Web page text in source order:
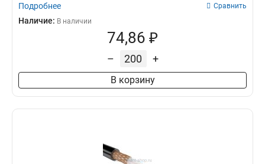
Подробнее Сравнить
Наличие: В наличии
74,86 ₽
– +
В корзину